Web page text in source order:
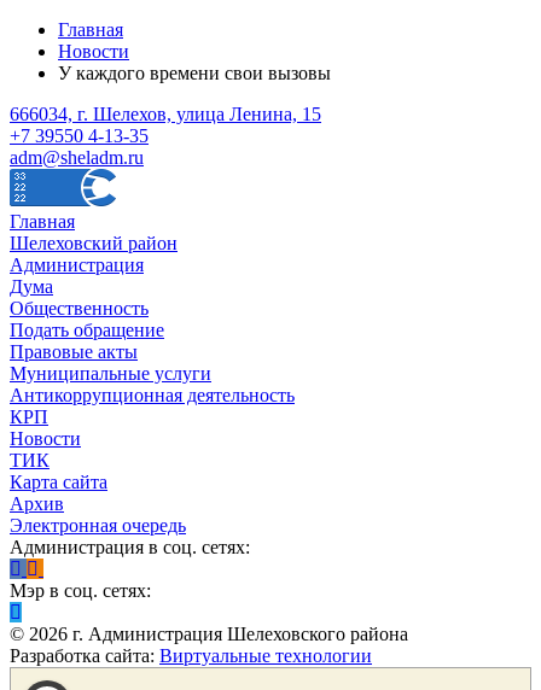
Главная
Новости
У каждого времени свои вызовы
666034, г. Шелехов, улица Ленина, 15
+7 39550 4-13-35
adm@sheladm.ru
Главная
Шелеховский район
Администрация
Дума
Общественность
Подать обращение
Правовые акты
Муниципальные услуги
Антикоррупционная деятельность
КРП
Новости
ТИК
Карта сайта
Архив
Электронная очередь
Администрация в соц. сетях:
Мэр в соц. сетях:
© 2026 г. Администрация Шелеховского района
Разработка сайта: Виртуальные технологии